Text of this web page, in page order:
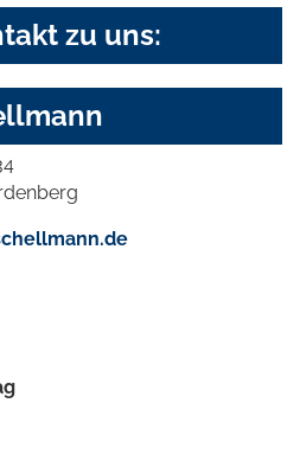
zu uns: